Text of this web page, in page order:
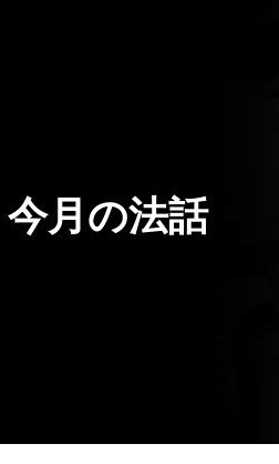
今月の法話